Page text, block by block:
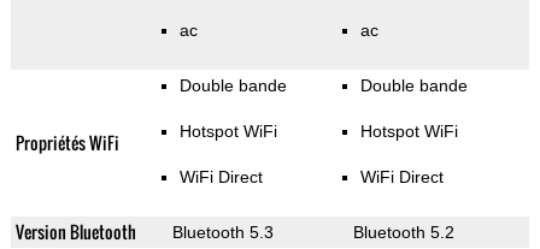
ac ac
Propriétés WiFi
Double bande
Hotspot WiFi
WiFi Direct
Double bande
Hotspot WiFi
WiFi Direct
Version Bluetooth Bluetooth 5.3 Bluetooth 5.2